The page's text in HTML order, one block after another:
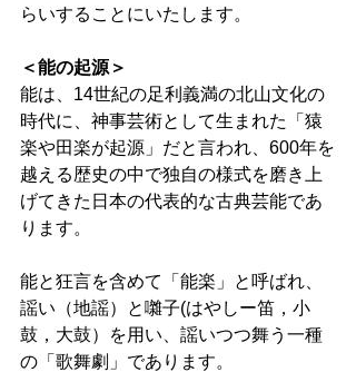
らいすることにいたします。
＜能の起源＞
能は、14世紀の足利義満の北山文化の
時代に、神事芸術として生まれた「猿
楽や田楽が起源」だと言われ、600年を
越える歴史の中で独自の様式を磨き上
げてきた日本の代表的な古典芸能であ
ります。
能と狂言を含めて「能楽」と呼ばれ、
謡い（地謡）と囃子(はやしー笛，小
鼓，大鼓）を用い、謡いつつ舞う一種
の「歌舞劇」であります。